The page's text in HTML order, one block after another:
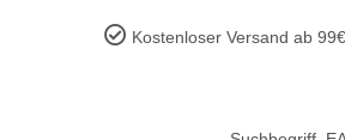
Kostenloser Versand ab 99€